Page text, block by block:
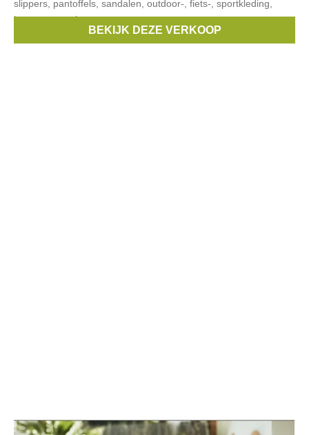
slippers, pantoffels, sandalen, outdoor-, fiets-, sportkleding,
kousen, panty’s,
Caterpillar,NZA,Dune,FitFlop,CR7
BEKIJK DEZE VERKOOP